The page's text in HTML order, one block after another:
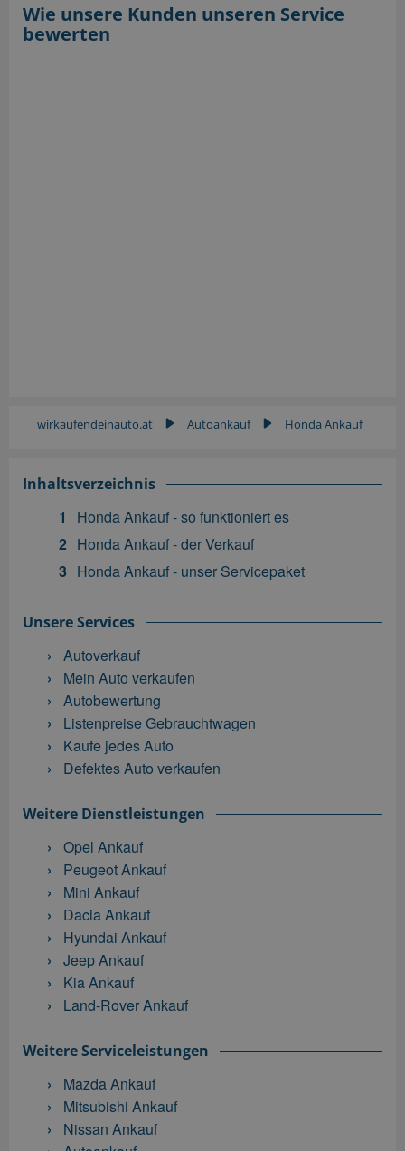
Wie unsere Kunden unseren Service
bewerten
wirkaufendeinauto.at Autoankauf Honda Ankauf
Inhaltsverzeichnis
Honda Ankauf - so funktioniert es
Honda Ankauf - der Verkauf
Honda Ankauf - unser Servicepaket
Unsere Services
Autoverkauf
Mein Auto verkaufen
Autobewertung
Listenpreise Gebrauchtwagen
Kaufe jedes Auto
Defektes Auto verkaufen
Weitere Dienstleistungen
Opel Ankauf
Peugeot Ankauf
Mini Ankauf
Dacia Ankauf
Hyundai Ankauf
Jeep Ankauf
Kia Ankauf
Land-Rover Ankauf
Weitere Serviceleistungen
Mazda Ankauf
Mitsubishi Ankauf
Nissan Ankauf